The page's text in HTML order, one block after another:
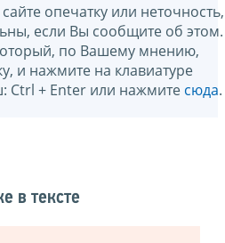
опечатку или неточность,
если Вы сообщите об этом.
по Вашему мнению,
и нажмите на клавиатуре
Ctrl + Enter или нажмите сюда.
в тексте